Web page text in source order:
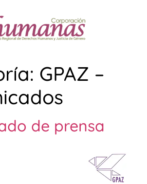
GPAZ –
de prensa